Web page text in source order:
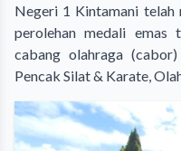
Negeri 1 Kintamani telah
perolehan medali emas
cabang olahraga
Pencak Silat & Karate,